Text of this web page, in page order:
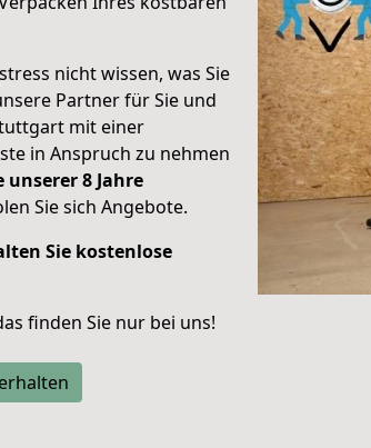
nicht wissen, was Sie
Partner für Sie und
mit einer
in Anspruch zu nehmen
unserer 8 Jahre
Sie sich Angebote.
Sie kostenlose
finden Sie nur bei uns!